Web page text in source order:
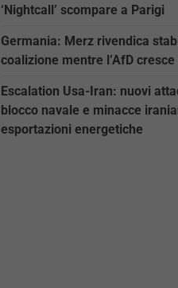
‘Nightcall’ scompare a Parigi
Germania: Merz rivendica
coalizione mentre l’AfD
Escalation Usa-Iran: nuovi
blocco navale e minacce
esportazioni energetiche